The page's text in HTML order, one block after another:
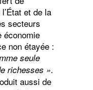
et de la
secteurs
économie
non étayée :
seule
richesses ».
aussi de